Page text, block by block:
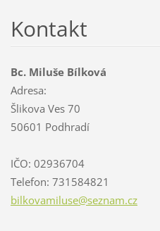
Kontakt
Bc. Miluše Bílková
Adresa:
Šlikova Ves 70
50601 Podhradí
IČO: 02936704
Telefon: 731584821
bilkovamiluse@seznam.cz